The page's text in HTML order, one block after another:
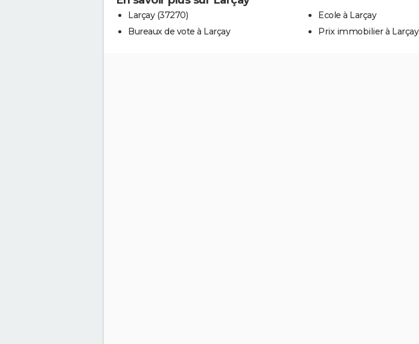
Larçay (37270)
Bureaux de vote à Larçay
Ecole à Larçay
Prix immobilier à Larçay